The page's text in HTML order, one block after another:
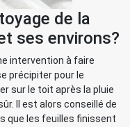
de la
ses environs?
intervention à faire
précipiter pour le
sur le toit après la pluie
Il est alors conseillé de
que les feuilles finissent